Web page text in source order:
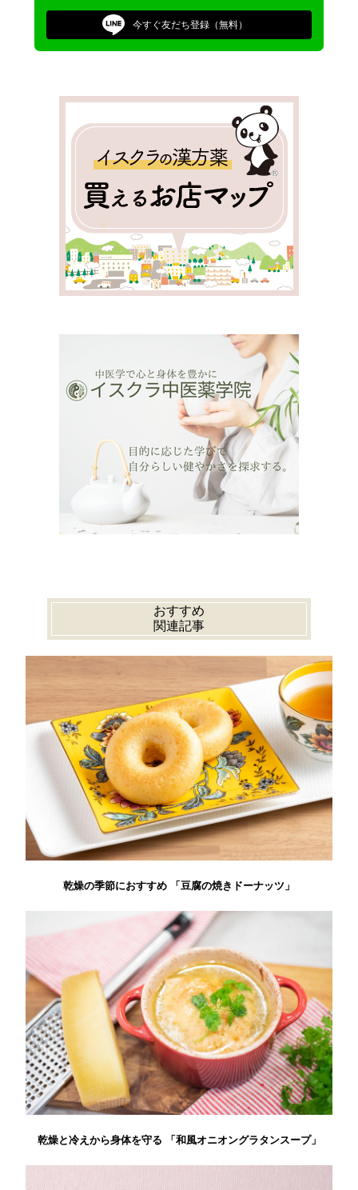
今すぐ友だち登録（無料）
おすすめ
関連記事
乾燥の季節におすすめ 「豆腐の焼きドーナッツ」
乾燥と冷えから身体を守る 「和風オニオングラタンスープ」